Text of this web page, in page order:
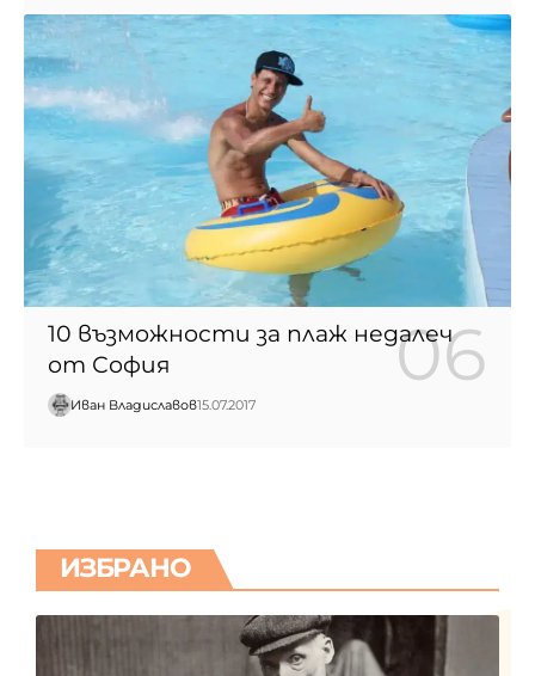
10 възможности за плаж недалеч
от София
Иван Владиславов15.07.2017
ИЗБРАНО